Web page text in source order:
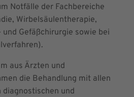
Notfälle der Fachbereiche
Wirbelsäulentherapie,
Gefäßchirurgie sowie bei
aus Ärzten und
die Behandlung mit allen
und